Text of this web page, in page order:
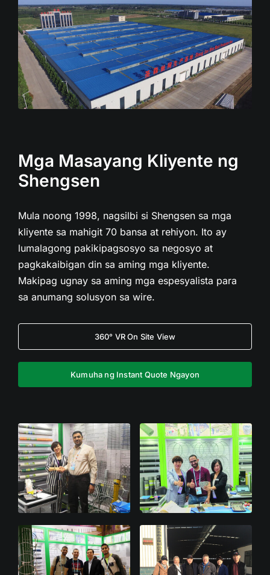
Mga Masayang Kliyente ng
Shengsen
Mula noong 1998, nagsilbi si Shengsen sa mga
kliyente sa mahigit 70 bansa at rehiyon. Ito ay
lumalagong pakikipagsosyo sa negosyo at
pagkakaibigan din sa aming mga kliyente.
Makipag ugnay sa aming mga espesyalista para
sa anumang solusyon sa wire.
360° VR On Site View
Kumuha ng Instant Quote Ngayon